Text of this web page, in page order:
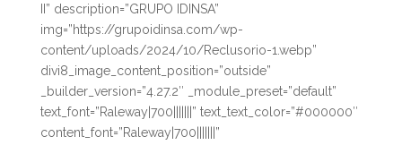
II” description=”GRUPO IDINSA”
img=”https://grupoidinsa.com/wp-
content/uploads/2024/10/Reclusorio-1.webp”
divi8_image_content_position=”outside”
_builder_version=”4.27.2″ _module_preset=”default”
text_font=”Raleway|700|||||||” text_text_color=”#000000″
content_font=”Raleway|700|||||||”